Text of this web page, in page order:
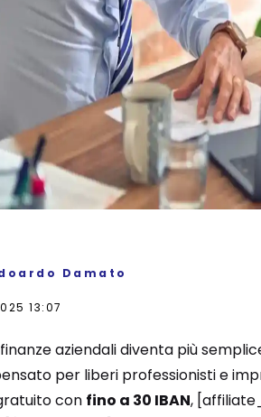
Damato
13:07
aziendali diventa più
per liberi professionisti e
con fino a 30 IBAN,